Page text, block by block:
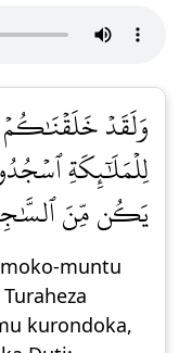
وَلَقَدۡ
لِلۡمَلَٰٓئِكَةِ
يَكُن مِّنَ
muntu
kurondoka,